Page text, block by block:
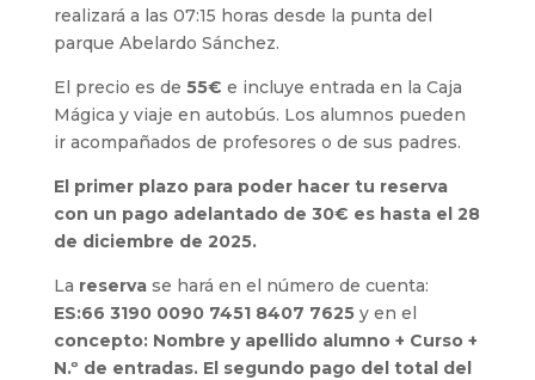
realizará a las 07:15 horas desde la punta del
parque Abelardo Sánchez.
El precio es de 55€ e incluye entrada en la Caja
Mágica y viaje en autobús. Los alumnos pueden
ir acompañados de profesores o de sus padres.
El primer plazo para poder hacer tu reserva
con un pago adelantado de 30€ es hasta el 28
de diciembre de 2025.
La reservase hará en el número de cuenta:
ES:66 3190 0090 7451 8407 7625 y en el
concepto: Nombre y apellido alumno + Curso +
N.º de entradas. El segundo pago del total del